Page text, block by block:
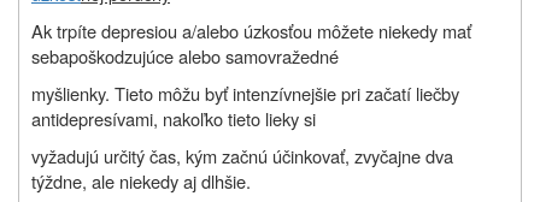
Ak trpíte depresiou a/alebo úzkosťou môžete niekedy mať
sebapoškodzujúce alebo samovražedné
myšlienky. Tieto môžu byť intenzívnejšie pri začatí liečby
antidepresívami, nakoľko tieto lieky si
vyžadujú určitý čas, kým začnú účinkovať, zvyčajne dva
týždne, ale niekedy aj dlhšie.